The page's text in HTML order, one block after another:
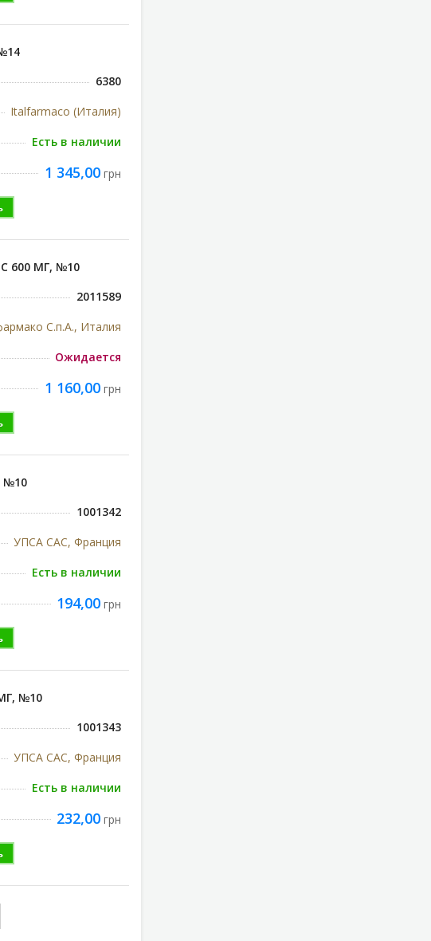
6380
Italfarmaco (Италия)
Есть в наличии
1 345,00грн
600 МГ, №10
2011589
С.п.А., Италия
Ожидается
1 160,00грн
№10
1001342
УПСА САС, Франция
Есть в наличии
194,00грн
№10
1001343
УПСА САС, Франция
Есть в наличии
232,00грн